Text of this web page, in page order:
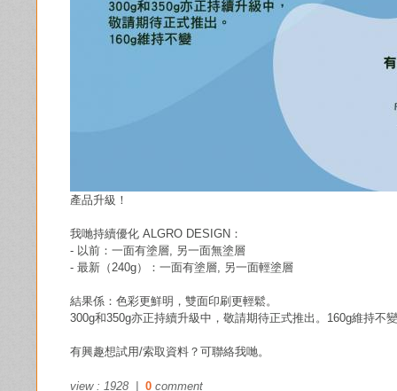
產品升級！
我哋持續優化 ALGRO DESIGN：
- 以前：一面有塗層, 另一面無塗層
- 最新（240g）：一面有塗層, 另一面輕塗層
結果係：色彩更鮮明，雙面印刷更輕鬆。
300g和350g亦正持續升級中，敬請期待正式推出。160g維持不變
有興趣想試用/索取資料？可聯絡我哋。
view : 1928 | 0 comment